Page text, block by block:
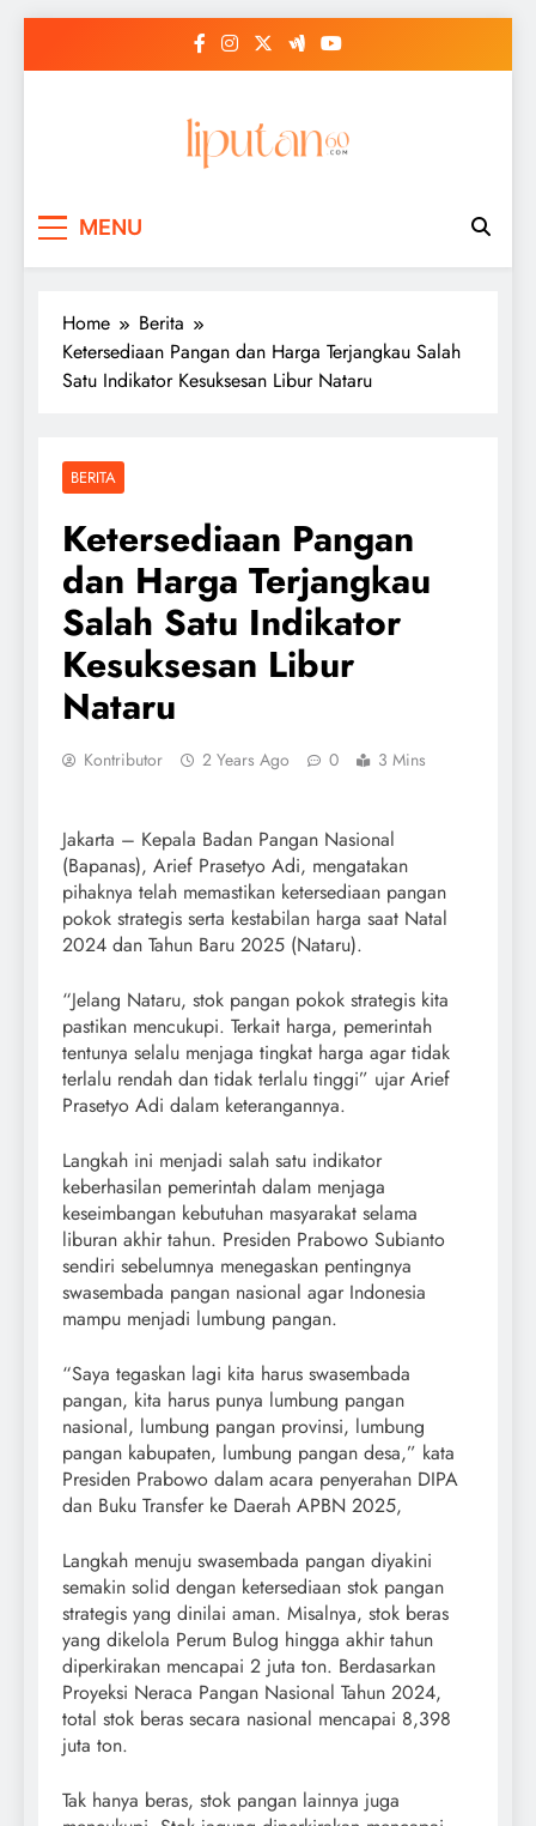
MENU
Home
Berita
Ketersediaan Pangan dan Harga Terjangkau Salah
Satu Indikator Kesuksesan Libur Nataru
BERITA
Ketersediaan Pangan
dan Harga Terjangkau
Salah Satu Indikator
Kesuksesan Libur
Nataru
Kontributor 2 Years Ago 0 3 Mins
Jakarta – Kepala Badan Pangan Nasional
(Bapanas), Arief Prasetyo Adi, mengatakan
pihaknya telah memastikan ketersediaan pangan
pokok strategis serta kestabilan harga saat Natal
2024 dan Tahun Baru 2025 (Nataru).
“Jelang Nataru, stok pangan pokok strategis kita
pastikan mencukupi. Terkait harga, pemerintah
tentunya selalu menjaga tingkat harga agar tidak
terlalu rendah dan tidak terlalu tinggi” ujar Arief
Prasetyo Adi dalam keterangannya.
Langkah ini menjadi salah satu indikator
keberhasilan pemerintah dalam menjaga
keseimbangan kebutuhan masyarakat selama
liburan akhir tahun. Presiden Prabowo Subianto
sendiri sebelumnya menegaskan pentingnya
swasembada pangan nasional agar Indonesia
mampu menjadi lumbung pangan.
“Saya tegaskan lagi kita harus swasembada
pangan, kita harus punya lumbung pangan
nasional, lumbung pangan provinsi, lumbung
pangan kabupaten, lumbung pangan desa,” kata
Presiden Prabowo dalam acara penyerahan DIPA
dan Buku Transfer ke Daerah APBN 2025,
Langkah menuju swasembada pangan diyakini
semakin solid dengan ketersediaan stok pangan
strategis yang dinilai aman. Misalnya, stok beras
yang dikelola Perum Bulog hingga akhir tahun
diperkirakan mencapai 2 juta ton. Berdasarkan
Proyeksi Neraca Pangan Nasional Tahun 2024,
total stok beras secara nasional mencapai 8,398
juta ton.
Tak hanya beras, stok pangan lainnya juga